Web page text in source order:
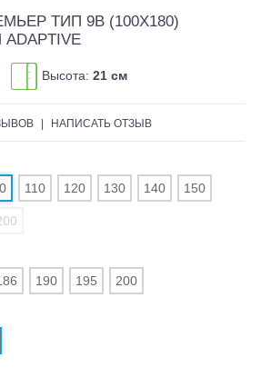
ТИП 9B (100X180)
Высота: 21 см
| НАПИСАТЬ ОТЗЫВ
110 120 130 140 150
190 195 200